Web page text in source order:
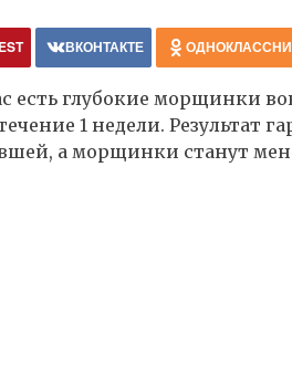
ВКОНТАКТЕ
есть глубокие морщинки
1 недели. Результат
а морщинки станут